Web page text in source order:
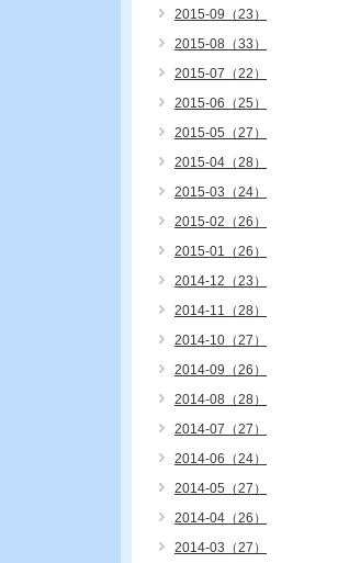
2015-09（23）
2015-08（33）
2015-07（22）
2015-06（25）
2015-05（27）
2015-04（28）
2015-03（24）
2015-02（26）
2015-01（26）
2014-12（23）
2014-11（28）
2014-10（27）
2014-09（26）
2014-08（28）
2014-07（27）
2014-06（24）
2014-05（27）
2014-04（26）
2014-03（27）